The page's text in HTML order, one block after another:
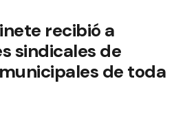
recibió a
sindicales de
de toda